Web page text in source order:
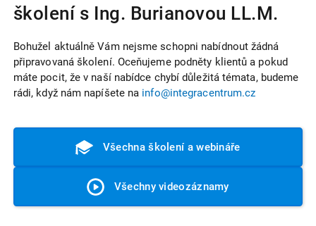
školení s Ing. Burianovou LL.M.
Bohužel aktuálně Vám nejsme schopni nabídnout žádná
připravovaná školení. Oceňujeme podněty klientů a pokud
máte pocit, že v naší nabídce chybí důležitá témata, budeme
rádi, když nám napíšete na info@integracentrum.cz
Všechna školení a webináře
Všechny videozáznamy